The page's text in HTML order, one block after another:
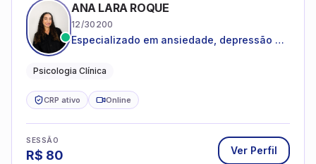
ANA LARA ROQUE
12/30200
Especializado em ansiedade, depressão e
Psicologia Clínica
CRP ativo Online
SESSÃO
R$ 80 Ver Perfil